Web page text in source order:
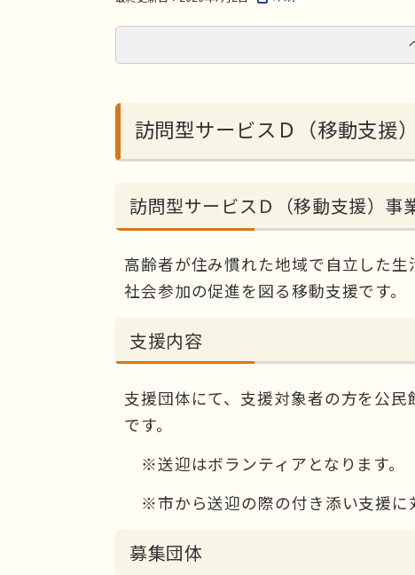
訪問型サービスＤ（移動支援
訪問型サービスＤ（移動支援）事
高齢者が住み慣れた地域で自立した
社会参加の促進を図る移動支援です。
支援内容
支援団体にて、支援対象者の方を公
です。
※送迎はボランティアとなります。
※市から送迎の際の付き添い支援に
募集団体